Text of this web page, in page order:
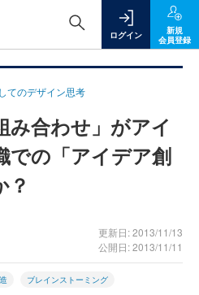
ログイン
新規
会員登録
てのデザイン思考
み合わせ」がアイ
での「アイデア創
？
更新日: 2013/11/13
公開日: 2013/11/11
ブレインストーミング